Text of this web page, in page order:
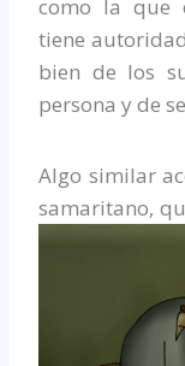
como la que
tiene
bien de los
persona y de
Algo similar
samaritano,